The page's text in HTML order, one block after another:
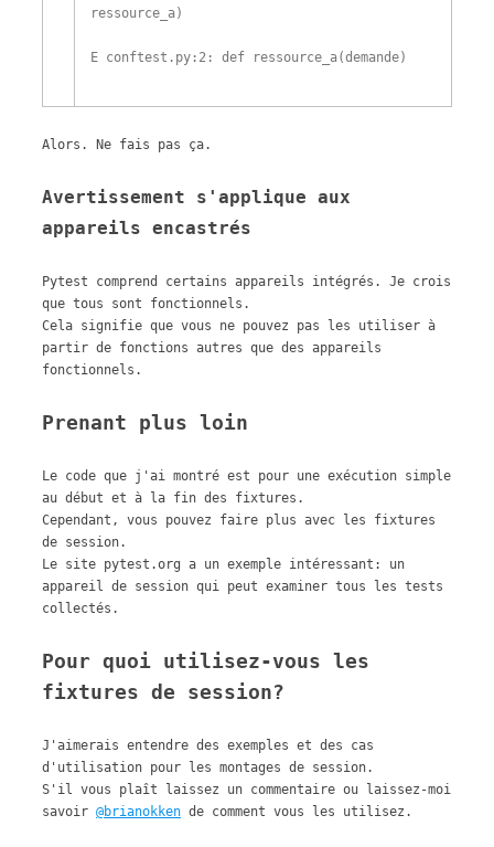
ressource_a)
E conftest . py : 2 : def ressource_a(demande)
Alors. Ne fais pas ça.
Avertissement s'applique aux
appareils encastrés
Pytest comprend certains appareils intégrés. Je crois
que tous sont fonctionnels.
Cela signifie que vous ne pouvez pas les utiliser à
partir de fonctions autres que des appareils
fonctionnels.
Prenant plus loin
Le code que j'ai montré est pour une exécution simple
au début et à la fin des fixtures.
Cependant, vous pouvez faire plus avec les fixtures
de session.
Le site pytest.org a un exemple intéressant: un
appareil de session qui peut examiner tous les tests
collectés.
Pour quoi utilisez-vous les
fixtures de session?
J'aimerais entendre des exemples et des cas
d'utilisation pour les montages de session.
S'il vous plaît laissez un commentaire ou laissez-moi
savoir @brianokken de comment vous les utilisez.